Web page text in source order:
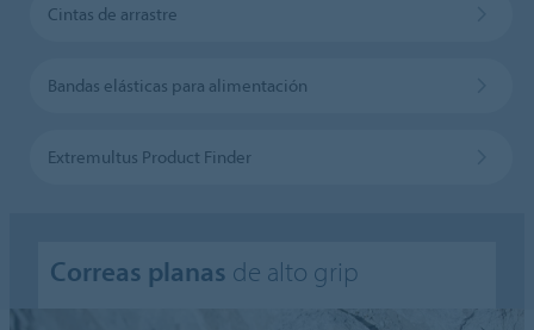
Cintas de arrastre
Bandas elásticas para alimentación
Extremultus Product Finder
Correas planas de alto grip